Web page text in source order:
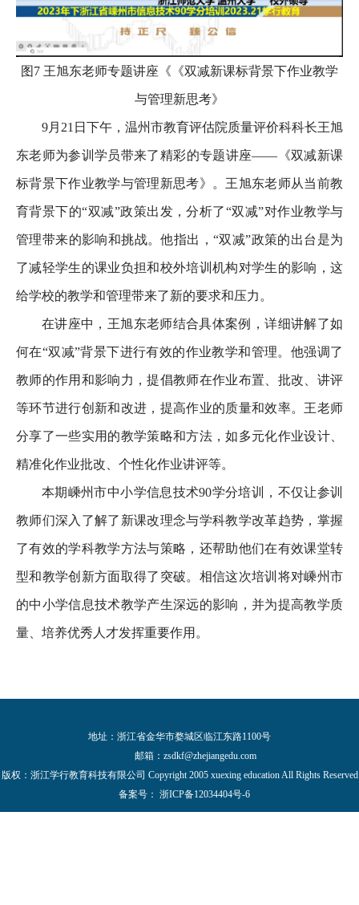
图7 王旭东老师专题讲座《《双减新课标背景下作业教学
与管理新思考》
9月21日下午，温州市教育评估院质量评价科科长王旭
东老师为参训学员带来了精彩的专题讲座——《双减新课
标背景下作业教学与管理新思考》。王旭东老师从当前教
育背景下的“双减”政策出发，分析了“双减”对作业教学与
管理带来的影响和挑战。他指出，“双减”政策的出台是为
了减轻学生的课业负担和校外培训机构对学生的影响，这
给学校的教学和管理带来了新的要求和压力。
在讲座中，王旭东老师结合具体案例，详细讲解了如
何在“双减”背景下进行有效的作业教学和管理。他强调了
教师的作用和影响力，提倡教师在作业布置、批改、讲评
等环节进行创新和改进，提高作业的质量和效率。王老师
分享了一些实用的教学策略和方法，如多元化作业设计、
精准化作业批改、个性化作业讲评等。
本期嵊州市中小学信息技术90学分培训，不仅让参训
教师们深入了解了新课改理念与学科教学改革趋势，掌握
了有效的学科教学方法与策略，还帮助他们在有效课堂转
型和教学创新方面取得了突破。相信这次培训将对嵊州市
的中小学信息技术教学产生深远的影响，并为提高教学质
量、培养优秀人才发挥重要作用。
地址：浙江省金华市婺城区临江东路1100号
邮箱： zsdkf@zhejiangedu.com
版权：浙江学行教育科技有限公司 Copyright 2005 xuexing education All Rights Reserved
备案号： 浙ICP备12034404号-6